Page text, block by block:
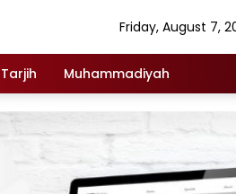
Friday, August 7,
Tarjih Muhammadiyah